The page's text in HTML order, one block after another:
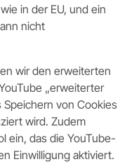
in der EU, und ein
nicht
wir den erweiterten
„erweiterter
von Cookies
wird. Zudem
ein, das die YouTube-
Einwilligung aktiviert.